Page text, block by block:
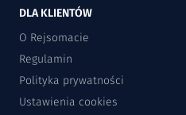
DLA KLIENTÓW
O Rejsomacie
Regulamin
Polityka prywatności
Ustawienia cookies